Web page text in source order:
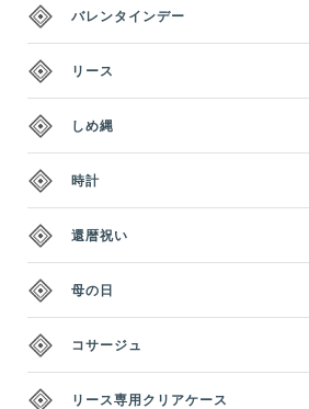
バレンタインデー
リース
しめ縄
時計
還暦祝い
母の日
コサージュ
リース専用クリアケース